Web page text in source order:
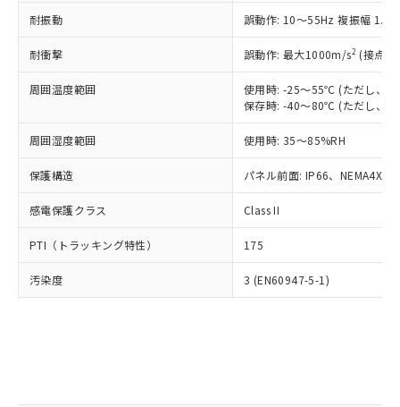
耐振動 誤動作: 10～55Hz 複振幅
耐衝撃 誤動作: 最大1000m/s2 (接点
周囲温度範囲
使用時: -25～55℃ (ただし、氷
保存時: -40～80℃ (ただし、氷
周囲湿度範囲 使用時: 35～85%RH
保護構造 パネル前面: IP66、NEMA4X,
感電保護クラス Class II
PTI（トラッキング特性） 175
汚染度 3 (EN60947-5-1)
正式な納期状況および標準価格はお客
様のお取引先、またはお客様担当のオ
ムロン制御機器販売店・当社販売員に
オムロン制御機器販売店や当社販売拠
販売ネットワーク
」をご確認
在庫状況および標準価格結果を当社の
示しないようお願いします。
マイパーツ機能（部品リスト作成サー
ビス）をご利用いただくには、I-Web
メンバーズにご登録されている必要が
お客様が当ウェブサイト上で当社にご
登録された部品リストについて、当社
ルベンジル（BBP） 1000ppm以下、フタル酸ジブチル
（DBP） 1000ppm以下、フタル酸ジイソブチル
但し、RoHS指令で産業用監視および制御機器に対する
フタル酸エステル類の４物質については閾値を超える意
図的な使用がないことを確認しています。
部品在庫の切り替え状況などにより、予定
月が前後することがあります。
※3 非含有証明書ダウンロード
51物質の非含有証明書（当社基準）
DBP(フタル酸ジブチル) : 1000ppm、 DIBP(フタル酸ジ
イソブチル) : 1000ppm、 BBP(フタル酸ブチルベンジ
「ｅ」：有害物質（10物質）のすべてが基
準値以下であることを示します。
「10」：通常の使用状況下において有害物
質が外部に漏えいし、環境に深刻な影響を
及ぼさない年数を意味します。
「－」：未確認です。当社販売部門へお問
全に破砕するなど、違法に輸出されな
いよう必要な手段を講じます。
当社は貴社製品を、核兵器、ミサイ
ル、化学兵器、生物兵器またはその他
武器並びにこれらの製造装置等に一切
当社は、貴社製品を第三者に販売する
場合は、上記1、2および3の内容を当
該第三者に通知します。また当社は、
販売先および販売に係わる関係者が違
法に輸出するおそれがある場合は、取
－
在庫なし(最新の在庫状況につ
いては、お客様のお取引先、ま
たはお客様担当のオムロン制御
機器販売店・当社販売員にご確
空
受注生産機種、また在庫状況の
情報を公開していない機種